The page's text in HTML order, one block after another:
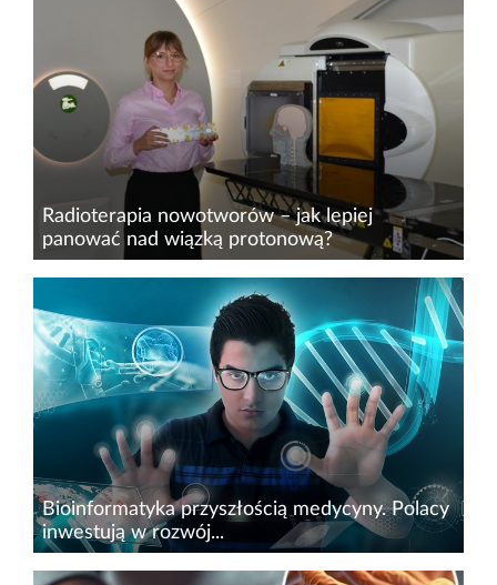
intensywnego rozwoju w medycynie i naukach
biomedycznych. Coraz częściej możliwe staje się
precyzyjne oddziaływanie na konkretne
mechanizmy chorobowe, a jednocześnie...
Radioterapia nowotworów – jak lepiej
panować nad wiązką protonową?
Współczesne metody radioterapii zwalczałyby
nowotwory efektywniej i bezpieczniej, gdyby
leczenie można było planować, uwzględniając
jakość promieniowania terapeutycznych wiązek
protonowych...
Bioinformatyka przyszłością medycyny. Polacy
inwestują w rozwój...
Medycyna precyzyjna, diagnostyka molekularna,